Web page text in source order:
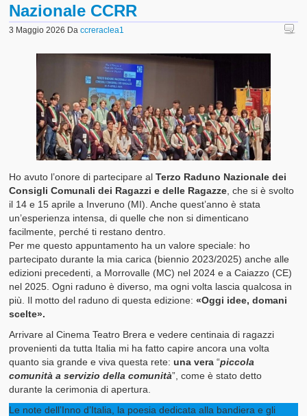
I nostri Valori
Il Glossario del Cittadino
Nazionale CCRR
3 Maggio 2026 Daccreraclea1
Ho avuto l’onore di partecipare alTerzo Raduno Nazionale dei
Consigli Comunali dei Ragazzi e delle Ragazze , che si è svolto
il 14 e 15 aprile a Inveruno (MI). Anche quest’anno è stata
un’esperienza intensa, di quelle che non si dimenticano
facilmente, perché ti restano dentro.
Per me questo appuntamento ha un valore speciale: ho
partecipato durante la mia carica (biennio 2023/2025) anche alle
edizioni precedenti, a Morrovalle (MC) nel 2024 e a Caiazzo (CE)
nel 2025. Ogni raduno è diverso, ma ogni volta lascia qualcosa in
più. Il motto del raduno di questa edizione:«Oggi idee, domani
scelte».
Arrivare al Cinema Teatro Brera e vedere centinaia di ragazzi
provenienti da tutta Italia mi ha fatto capire ancora una volta
quanto sia grande e viva questa rete:una vera “piccola
comunità a servizio della comunità”, come è stato detto
durante la cerimonia di apertura.
Le note dell’Inno d’Italia, la poesia dedicata alla bandiera e gli